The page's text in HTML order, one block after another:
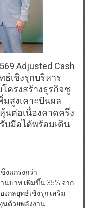
Adjusted Cash
ธ์เชิงรุกบริหาร
ครงสร้างธุรกิจชู
สูงเคาะปันผล
นต่อเนื่องคาดครึ่ง
บมือได้พร้อมเดิน
งแกร่งกว่า
นบาท เพิ่มขึ้น 35% จาก
กลยุทธ์เชิงรุก เสริม
นด้วยพลังงาน